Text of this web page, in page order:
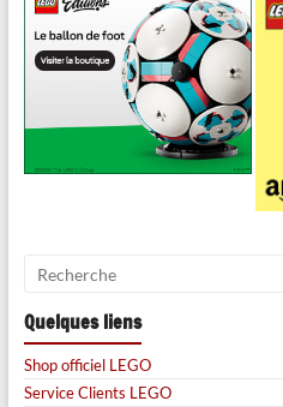
Quelques liens
Shop officiel LEGO
Service Clients LEGO